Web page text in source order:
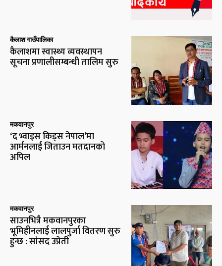
कैलाश गाउँपालिका
कैलाशमा स्वास्थ्य व्यवस्थापन
सूचना प्रणालीसम्बन्धी तालिम सुरु
मकवानपुर
‘द भ्वाइस किड्स नेपाल’मा
आर्मनलाई जिताउन मतदानको
अपिल
मकवानपुर
साउनभित्रै मकवानपुरका
भूमिहीनलाई लालपुर्जा वितरण सुरु
हुन्छ : सांसद उप्रेती